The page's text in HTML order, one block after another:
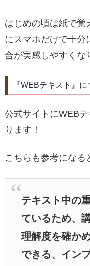
はじめの頃は紙で覚
にスマホだけで十分
合が実感しやすくな
『WEBテキスト』
公式サイトにWEB
ります！
こちらも参考になる
テキスト中の
ているため、
理解度を確か
できる、イン